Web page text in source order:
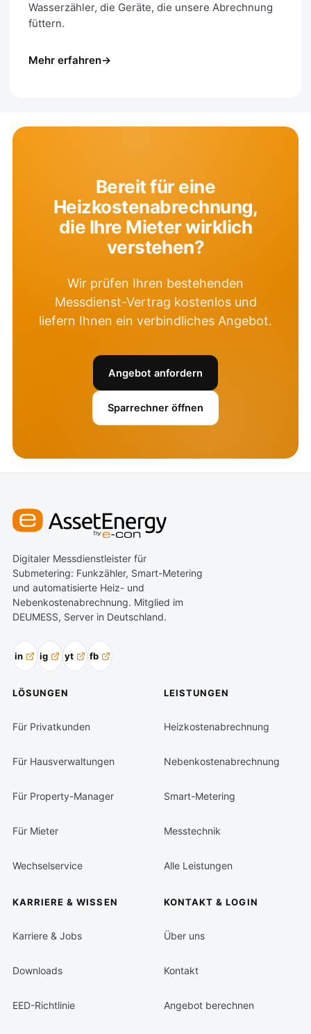
Wasserzähler, die Geräte, die unsere Abrechnung
füttern.
Mehr erfahren
Bereit für eine
Heizkostenabrechnung,
die Ihre Mieter wirklich
verstehen?
Wir prüfen Ihren bestehenden
Messdienst-Vertrag kostenlos und
liefern Ihnen ein verbindliches Angebot.
Angebot anfordern
Sparrechner öffnen
Digitaler Messdienstleister für
Submetering: Funkzähler, Smart-Metering
und automatisierte Heiz- und
Nebenkostenabrechnung. Mitglied im
DEUMESS, Server in Deutschland.
in ig yt fb
LÖSUNGEN
Für Privatkunden
Für Hausverwaltungen
Für Property-Manager
Für Mieter
Wechselservice
LEISTUNGEN
Heizkostenabrechnung
Nebenkostenabrechnung
Smart-Metering
Messtechnik
Alle Leistungen
KARRIERE & WISSEN
Karriere & Jobs
Downloads
EED-Richtlinie
KONTAKT & LOGIN
Über uns
Kontakt
Angebot berechnen